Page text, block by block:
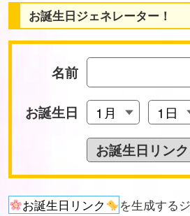
お誕生日ジェネレーター！
名前
お誕生日
お誕生日リンク
を生成する